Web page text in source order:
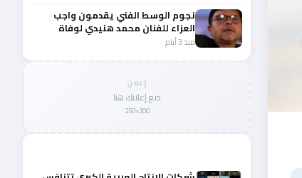
نجوم الوسط الفني يقدمون واجب
العزاء للفنان محمد هنيدي لوفاة
شقيقه الأكبر
منذ 3 أيام
إعلان
ضع إعلانك هنا
300×250